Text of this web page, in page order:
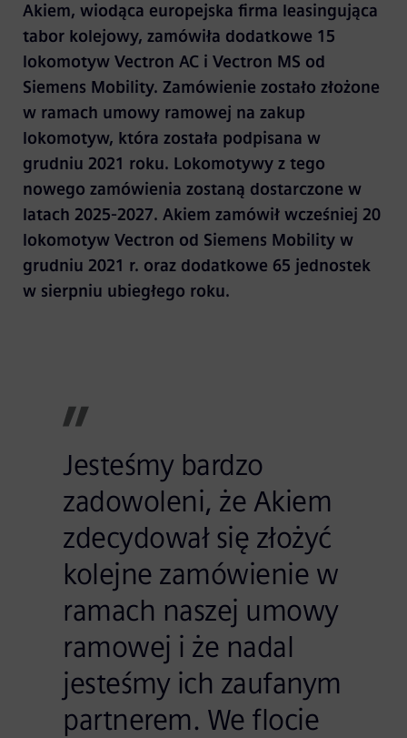
Akiem, wiodąca europejska firma leasingująca
tabor kolejowy, zamówiła dodatkowe 15
lokomotyw Vectron AC i Vectron MS od
Siemens Mobility. Zamówienie zostało złożone
w ramach umowy ramowej na zakup
lokomotyw, która została podpisana w
grudniu 2021 roku. Lokomotywy z tego
nowego zamówienia zostaną dostarczone w
latach 2025-2027. Akiem zamówił wcześniej 20
lokomotyw Vectron od Siemens Mobility w
grudniu 2021 r. oraz dodatkowe 65 jednostek
w sierpniu ubiegłego roku.
Jesteśmy bardzo
zadowoleni, że Akiem
zdecydował się złożyć
kolejne zamówienie w
ramach naszej umowy
ramowej i że nadal
jesteśmy ich zaufanym
partnerem. We flocie